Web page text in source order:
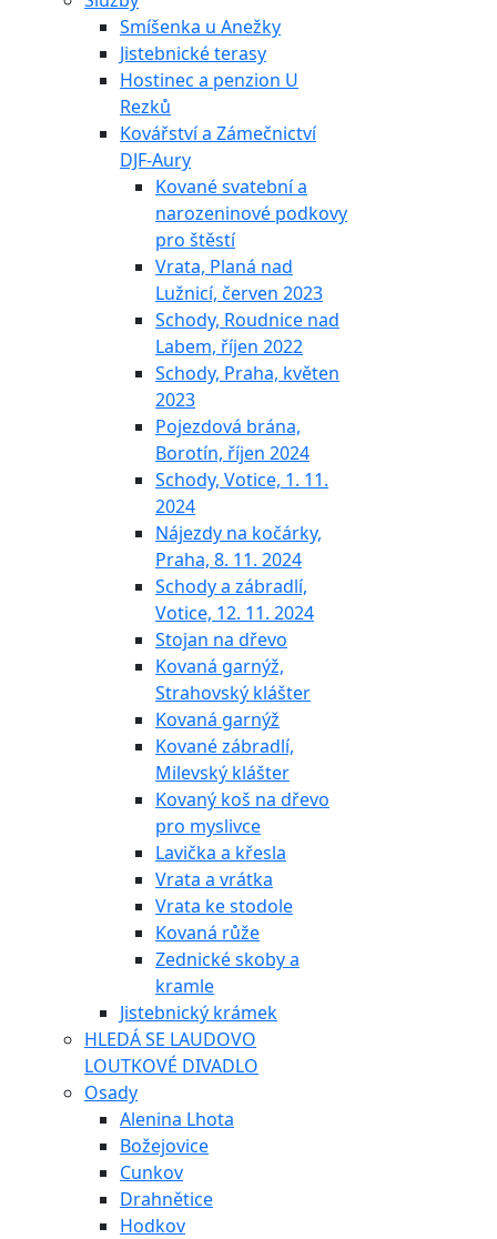
Smíšenka u Anežky
Jistebnické terasy
Hostinec a penzion U
Rezků
Kovářství a Zámečnictví
DJF-Aury
Kované svatební a
narozeninové podkovy
pro štěstí
Vrata, Planá nad
Lužnicí, červen 2023
Schody, Roudnice nad
Labem, říjen 2022
Schody, Praha, květen
2023
Pojezdová brána,
Borotín, říjen 2024
Schody, Votice, 1. 11.
2024
Nájezdy na kočárky,
Praha, 8. 11. 2024
Schody a zábradlí,
Votice, 12. 11. 2024
Stojan na dřevo
Kovaná garnýž,
Strahovský klášter
Kovaná garnýž
Kované zábradlí,
Milevský klášter
Kovaný koš na dřevo
pro myslivce
Lavička a křesla
Vrata a vrátka
Vrata ke stodole
Kovaná růže
Zednické skoby a
kramle
Jistebnický krámek
HLEDÁ SE LAUDOVO
LOUTKOVÉ DIVADLO
Osady
Alenina Lhota
Božejovice
Cunkov
Drahnětice
Hodkov